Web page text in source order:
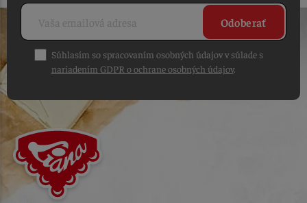
Odoberať
Súhlasím so spracovaním osobných údajov v súlade s
nariadením GDPR o ochrane osobných údajov.